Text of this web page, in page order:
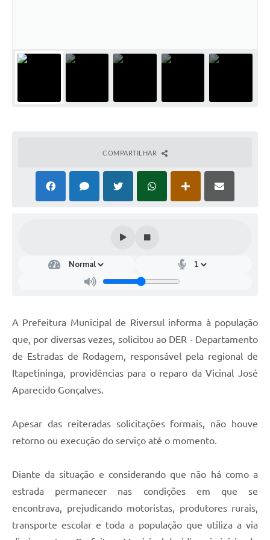
Coleta de exames laboratoriais
FAQ / Perguntas e Respostas Frequentes
COMPARTILHAR
A Prefeitura Municipal de Riversul informa à população
que, por diversas vezes, solicitou ao DER - Departamento
de Estradas de Rodagem, responsável pela regional de
Itapetininga, providências para o reparo da Vicinal José
Aparecido Gonçalves.
Apesar das reiteradas solicitações formais, não houve
retorno ou execução do serviço até o momento.
Diante da situação e considerando que não há como a
estrada permanecer nas condições em que se
encontrava, prejudicando motoristas, produtores rurais,
transporte escolar e toda a população que utiliza a via